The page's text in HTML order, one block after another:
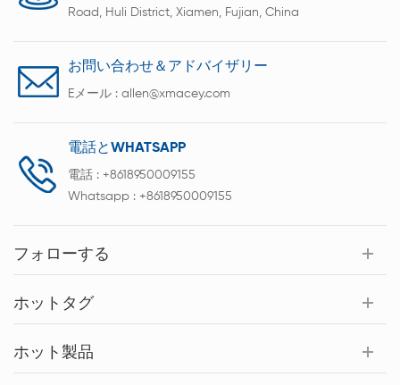
Road, Huli District, Xiamen, Fujian, China
お問い合わせ＆アドバイザリー
Eメール : allen@xmacey.com
電話とWHATSAPP
電話 : +8618950009155
Whatsapp : +8618950009155
フォローする
ホットタグ
ホット製品